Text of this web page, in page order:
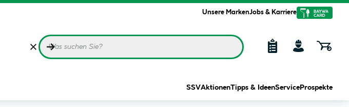
Unsere MarkenJobs & Karriere
SSVAktionenTipps & IdeenService Prospekte